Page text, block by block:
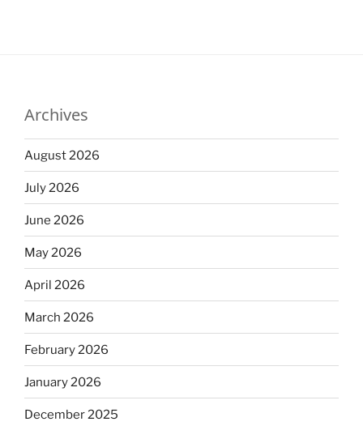
Archives
August 2026
July 2026
June 2026
May 2026
April 2026
March 2026
February 2026
January 2026
December 2025